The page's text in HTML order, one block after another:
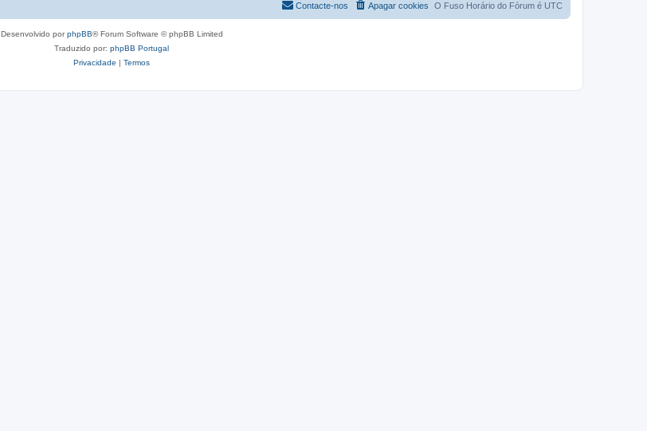
O Fuso Horário do Fórum é UTC
Apagar cookies
Contacte-nos
Desenvolvido porphpBB® Forum Software © phpBB Limited
Traduzido por: phpBB Portugal
Privacidade | Termos